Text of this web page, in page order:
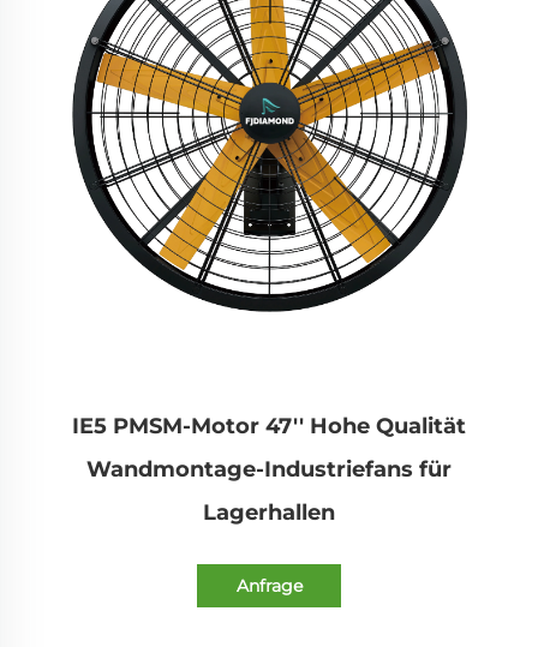
IE5 PMSM-Motor 47'' Hohe Qualität
Wandmontage-Industriefans für
Lagerhallen
Anfrage